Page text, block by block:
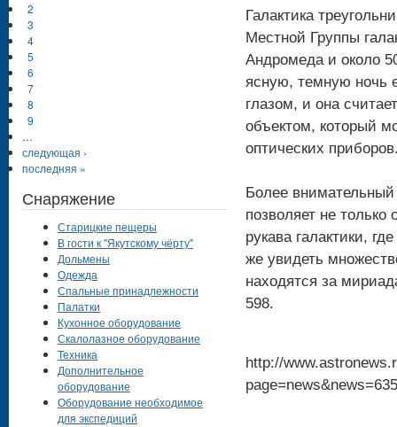
Галактика
Местной Группы
Андромеда и около
ясную, темную ночь
глазом, и она
объектом, который
оптических
Более
позволяет не
рукава галактики,
же увидеть
находятся за
598.
http://
2
3
4
5
6
7
8
9
…
следующая ›
последняя »
Снаряжение
Старицкие пещеры
В гости к "Якутскому чёрту"
Дольмены
Одежда
Спальные принадлежности
Палатки
Кухонное оборудование
Скалолазное оборудование
Техника
Дополнительное
оборудование
Оборудование необходимое
для экспедиций